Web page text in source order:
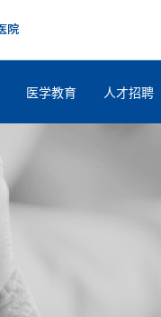
医学教育 人才招聘